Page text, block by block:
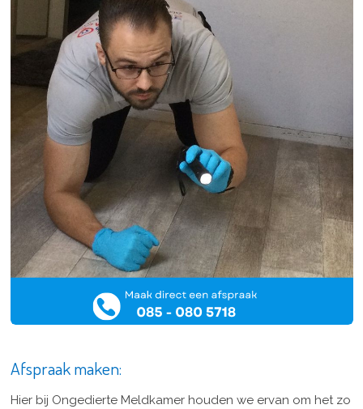
Afspraak maken:
Hier bij Ongedierte Meldkamer houden we ervan om het zo